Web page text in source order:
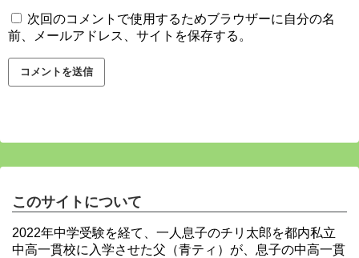
次回のコメントで使用するためブラウザーに自分の名
前、メールアドレス、サイトを保存する。
このサイトについて
2022年中学受験を経て、一人息子のチリ太郎を都内私立
中高一貫校に入学させた父（青ティ）が、息子の中高一貫